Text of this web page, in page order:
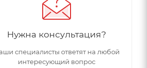
Нужна консультация?
специалисты ответят на любой
интересующий вопрос